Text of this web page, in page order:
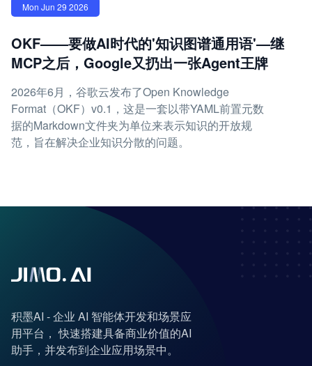
Mon Jun 29 2026
OKF——要做AI时代的'知识图谱通用语'—继
MCP之后，Google又扔出一张Agent王牌
2026年6月，谷歌云发布了Open Knowledge
Format（OKF）v0.1，这是一套以带YAML前置元数
据的Markdown文件夹为单位来表示知识的开放规
范，旨在解决企业知识分散的问题。
积墨AI - 企业 AI 智能体开发和场景应
用平台， 快速搭建具备商业价值的AI
助手，并发布到企业应用场景中。